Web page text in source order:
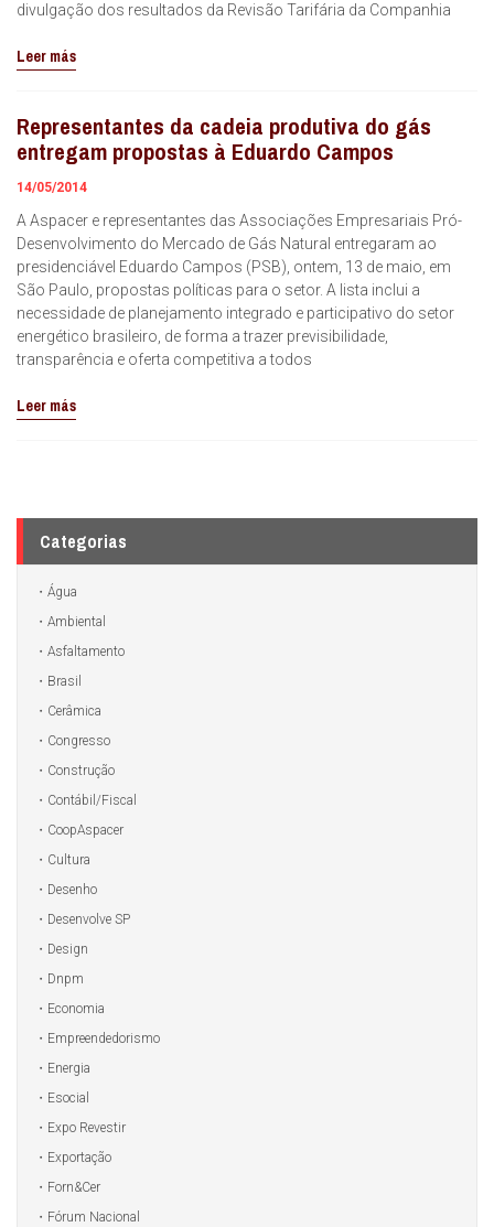
divulgação dos resultados da Revisão Tarifária da Companhia
Leer más
Representantes da cadeia produtiva do gás
entregam propostas à Eduardo Campos
14/05/2014
A Aspacer e representantes das Associações Empresariais Pró-
Desenvolvimento do Mercado de Gás Natural entregaram ao
presidenciável Eduardo Campos (PSB), ontem, 13 de maio, em
São Paulo, propostas políticas para o setor. A lista inclui a
necessidade de planejamento integrado e participativo do setor
energético brasileiro, de forma a trazer previsibilidade,
transparência e oferta competitiva a todos
Leer más
Categorias
Água
Ambiental
Asfaltamento
Brasil
Cerâmica
Congresso
Construção
Contábil/Fiscal
CoopAspacer
Cultura
Desenho
Desenvolve SP
Design
Dnpm
Economia
Empreendedorismo
Energia
Esocial
Expo Revestir
Exportação
Forn&Cer
Fórum Nacional